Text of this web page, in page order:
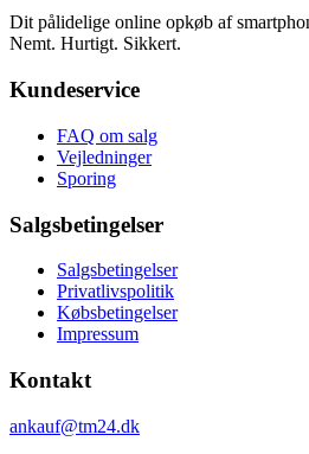
Dit pålidelige online opkøb af
Nemt. Hurtigt. Sikkert.
Kundeservice
FAQ om salg
Vejledninger
Sporing
Salgsbetingelser
Salgsbetingelser
Privatlivspolitik
Købsbetingelser
Impressum
Kontakt
ankauf@tm24.dk